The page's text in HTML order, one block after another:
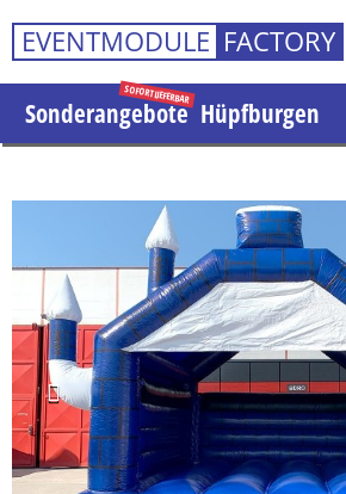
EVENTMODULE FACTORY
Sonderangebote Hüpfburgen
120